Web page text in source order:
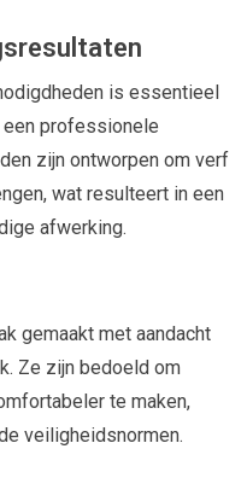
is essentieel
professionele
zijn ontworpen om verf
wat resulteert in een
afwerking.
gemaakt met aandacht
Ze zijn bedoeld om
te maken,
veiligheidsnormen.